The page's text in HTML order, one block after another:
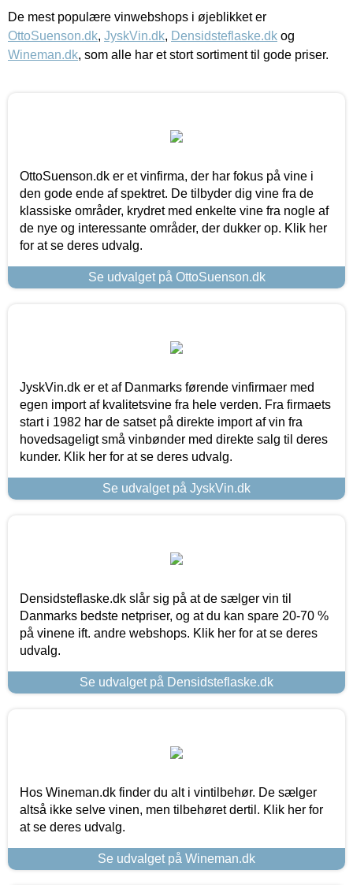
De mest populære vinwebshops i øjeblikket er
OttoSuenson.dk, JyskVin.dk, Densidsteflaske.dk og
Wineman.dk, som alle har et stort sortiment til gode priser.
OttoSuenson.dk er et vinfirma, der har fokus på vine i
den gode ende af spektret. De tilbyder dig vine fra de
klassiske områder, krydret med enkelte vine fra nogle af
de nye og interessante områder, der dukker op. Klik her
for at se deres udvalg.
Se udvalget på OttoSuenson.dk
JyskVin.dk er et af Danmarks førende vinfirmaer med
egen import af kvalitetsvine fra hele verden. Fra firmaets
start i 1982 har de satset på direkte import af vin fra
hovedsageligt små vinbønder med direkte salg til deres
kunder. Klik her for at se deres udvalg.
Se udvalget på JyskVin.dk
Densidsteflaske.dk slår sig på at de sælger vin til
Danmarks bedste netpriser, og at du kan spare 20-70 %
på vinene ift. andre webshops. Klik her for at se deres
udvalg.
Se udvalget på Densidsteflaske.dk
Hos Wineman.dk finder du alt i vintilbehør. De sælger
altså ikke selve vinen, men tilbehøret dertil. Klik her for
at se deres udvalg.
Se udvalget på Wineman.dk